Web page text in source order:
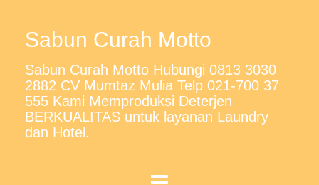
Sabun Curah Motto
Sabun Curah Motto Hubungi 0813 3030
2882 CV Mumtaz Mulia Telp 021-700 37
555 Kami Memproduksi Deterjen
BERKUALITAS untuk layanan Laundry
dan Hotel.